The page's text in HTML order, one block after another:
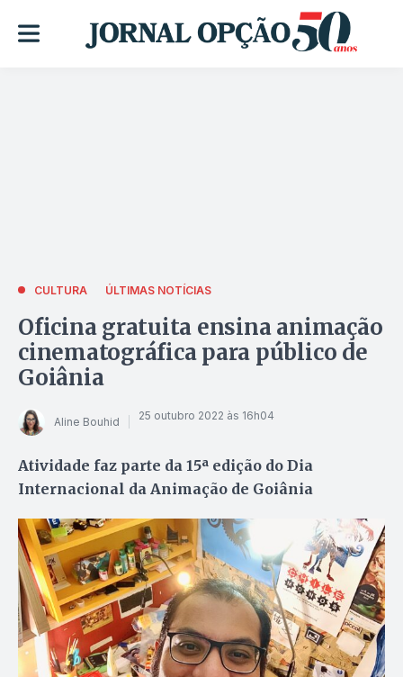
CULTURA ÚLTIMAS NOTÍCIAS
Oficina gratuita ensina animação
cinematográfica para público de
Goiânia
Aline Bouhid 25 outubro 2022 às 16h04
Atividade faz parte da 15ª edição do Dia
Internacional da Animação de Goiânia